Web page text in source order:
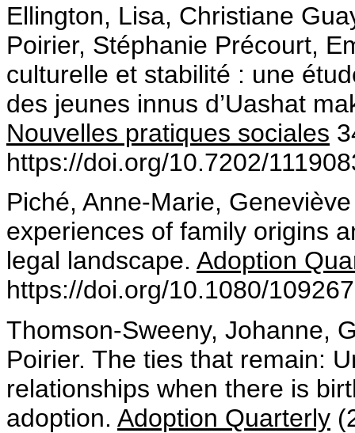
Ellington, Lisa, Christiane
Poirier, Stéphanie Précourt,
culturelle et stabilité : une
des jeunes innus d’Uashat
Nouvelles pratiques sociales
https://doi.org/10.7202/
Piché, Anne-Marie,
experiences of family origins
legal landscape. Adoption
https://doi.org/10.1080/
Thomson-Sweeny, Johanne,
Poirier. The ties that remain:
relationships when there is
adoption. Adoption Quarterly